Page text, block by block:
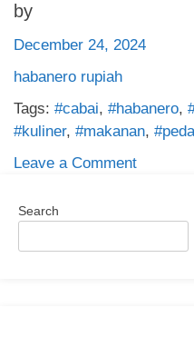
by
December 24, 2024
habanero rupiah
Tags: #cabai, #habanero,
#kuliner, #makanan,
Leave a Commenton
Rupiah
Search